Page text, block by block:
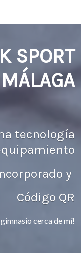
SPORT
tecnología
y
Código QR
gimnasio cerca de mí!